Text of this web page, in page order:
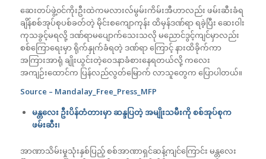
ဆေးတပ်ဖွဲ့၀င်ကိုးဦးထဲကမလားလ်မွမ်းကိမ်းအီဟာလည်း ဖမ်းဆီးခံရ
ချိန်စစ်အုပ်စုပစ်ခတ်တဲ့ မိုင်းစကျောကုန်း ထိမှန်ဒဏ်ရာ ရခဲ့ပြီး ဆေးဝါး
ကုသခွင့်မရလို့ ဒဏ်ရာမပျောက်သေးသလို မညောင်ဒွင့်ကျင်မှာလည်း
စစ်ကြောရေးမှာ ရိုက်နှုက်ခံရတဲ့ ဒဏ်ရာ ကြောင့် နားထိခိုက်ကာ
အကြားအာရုံ ချိုးယွင်းတဲ့ဝေဒနာခံစားနေရတယ်လို့ ကလေး
အကျဉ်းထောင်က ပြန်လည်လွတ်မြောက် လာသူတွေက ပြောပါတယ်။
Source – Mandalay_Free_Press_MFP
မန္တလေး ဦးပိန်တံတားမှာ ဆန္ဒပြတဲ့ အမျိုးသမီးကို စစ်အုပ်စုက
ဖမ်းဆီး၊
အာဏာသိမ်းမှုသုံးနှစ်ပြည့် စစ်အာဏာရှင်ဆန့်ကျင်ကြောင်း မန္တ‌လေး